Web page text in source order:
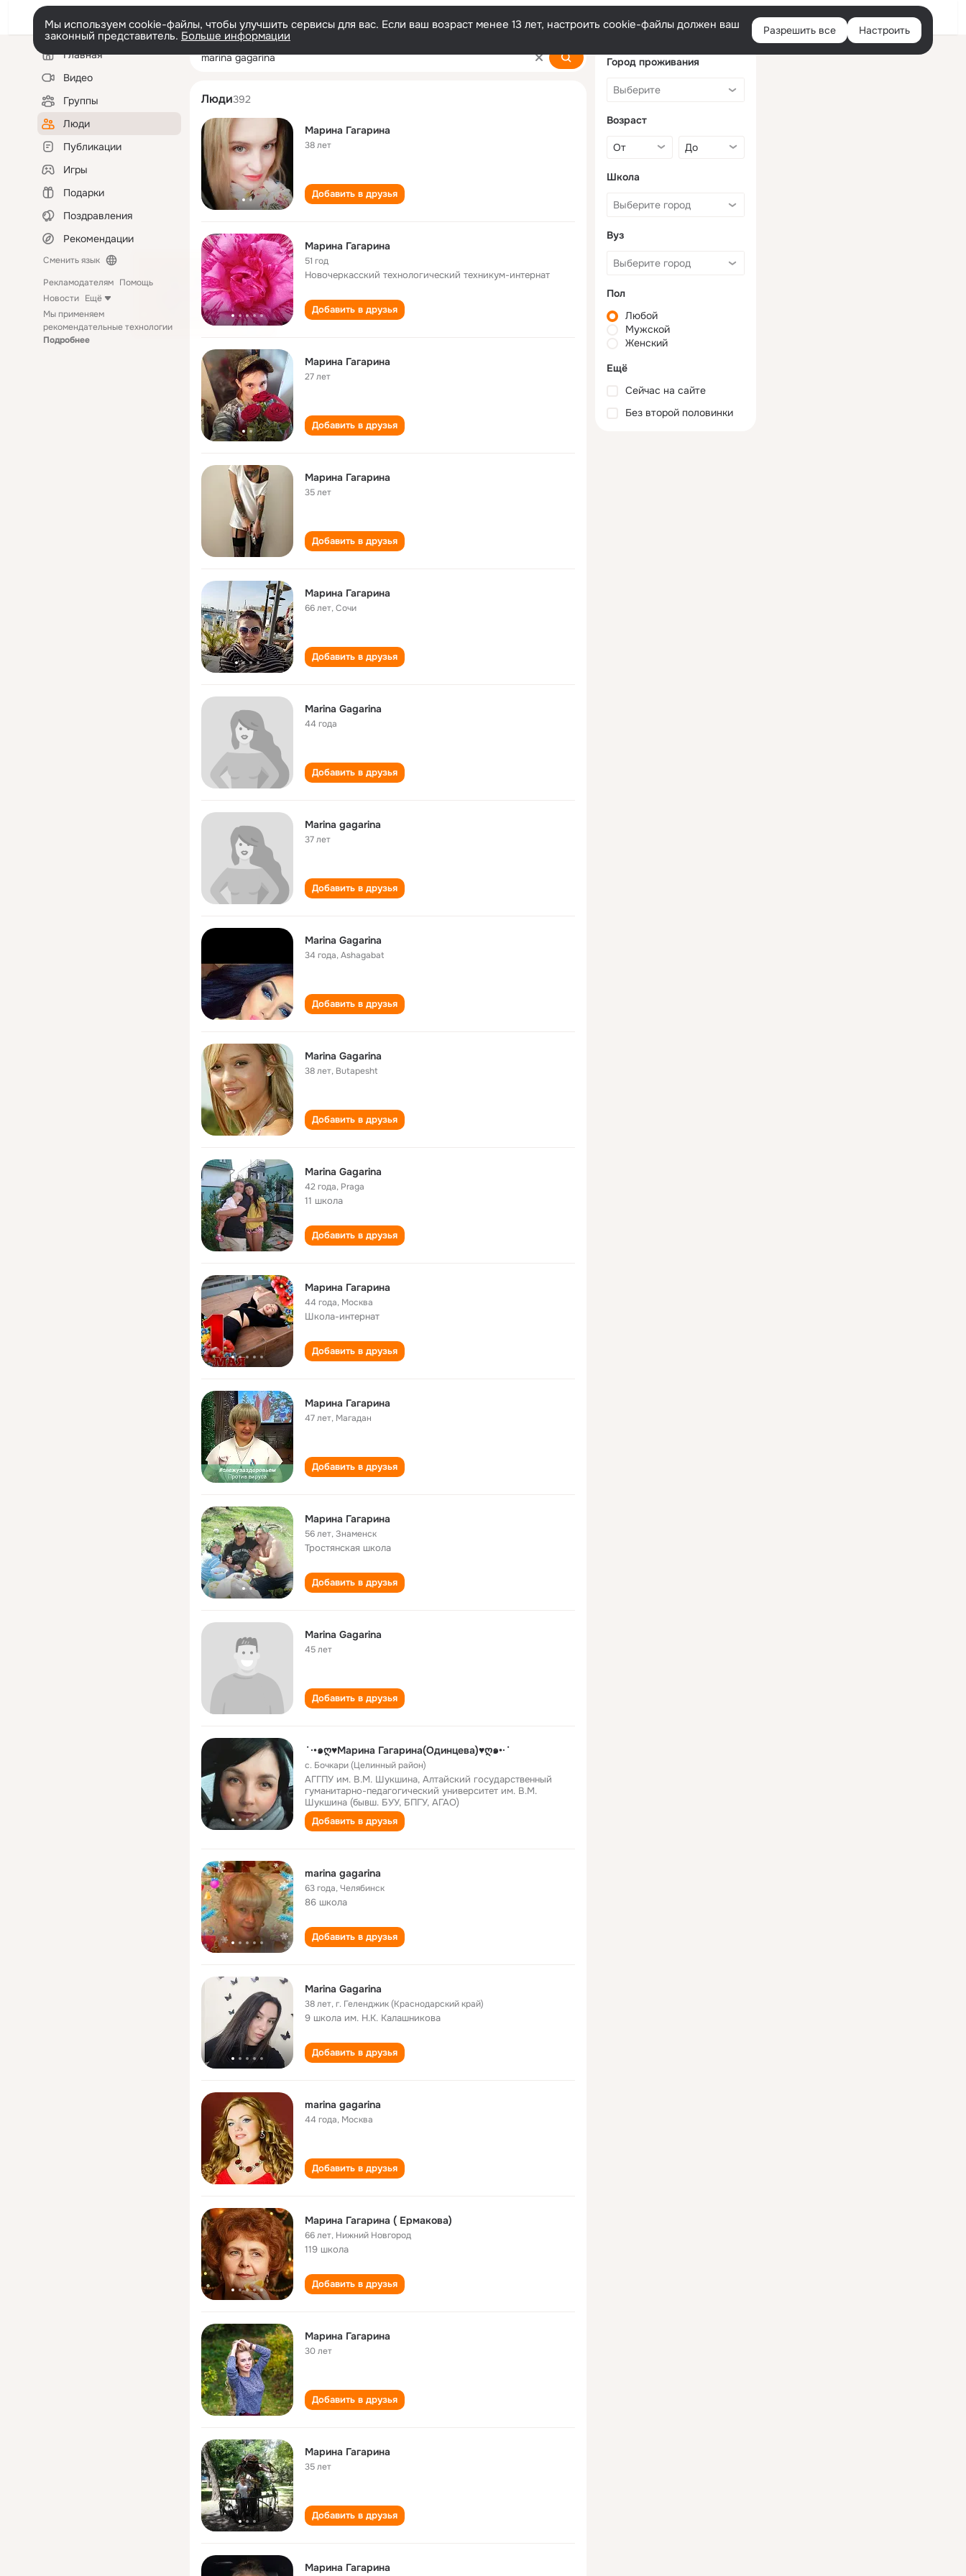
Войти
Мы используем cookie-файлы, чтобы улучшить сервисы для вас. Если ваш возраст менее 13 лет, настроить cookie-файлы должен ваш
законный представитель. Больше информации Разрешить все Настроить
Левая
колонкаГлавная
Видео
Группы
Люди
Публикации
Игры
Подарки
Поздравления
Рекомендации
Сменить язык
Рекламодателям Помощь
Новости Ещё
Мы применяем
рекомендательные технологии
Подробнее
marina gagarina
Люди392
Марина Гагарина
38 лет
Добавить в друзья
Марина Гагарина
51 год
Новочеркасский технологический техникум-интернат
Добавить в друзья
Марина Гагарина
27 лет
Добавить в друзья
Марина Гагарина
35 лет
Добавить в друзья
Марина Гагарина
66 лет,Сочи
Добавить в друзья
Marina Gagarina
44 года
Добавить в друзья
Marina gagarina
37 лет
Добавить в друзья
Marina Gagarina
34 года,Ashagabat
Добавить в друзья
Marina Gagarina
38 лет, Butapesht
Добавить в друзья
Marina Gagarina
42 года, Praga
11 школа
Добавить в друзья
Марина Гагарина
44 года, Москва
Школа-интернат
Добавить в друзья
Марина Гагарина
47 лет, Магадан
Добавить в друзья
Марина Гагарина
56 лет,Знаменск
Тростянская школа
Добавить в друзья
Marina Gagarina
45 лет
Добавить в друзья
˙·•๑ღ♥Марина Гагарина(Одинцева)♥ღ๑•·˙
с. Бочкари (Целинный район)
АГГПУ им. В.М. Шукшина, Алтайский государственный
гуманитарно-педагогический университет им. В.М.
Шукшина (бывш. БУУ, БПГУ, АГАО)
Добавить в друзья
marina gagarina
63 года,Челябинск
86 школа
Добавить в друзья
Marina Gagarina
38 лет,г. Геленджик (Краснодарский край)
9 школа им. Н.К. Калашникова
Добавить в друзья
marina gagarina
44 года, Москва
Добавить в друзья
Марина Гагарина ( Ермакова)
66 лет, Нижний Новгород
119 школа
Добавить в друзья
Марина Гагарина
30 лет
Добавить в друзья
Марина Гагарина
35 лет
Добавить в друзья
Марина Гагарина
Город проживания
Возраст
Школа
Вуз
Пол
Любой
Мужской
Женский
Ещё
Сейчас на сайте
Без второй половинки